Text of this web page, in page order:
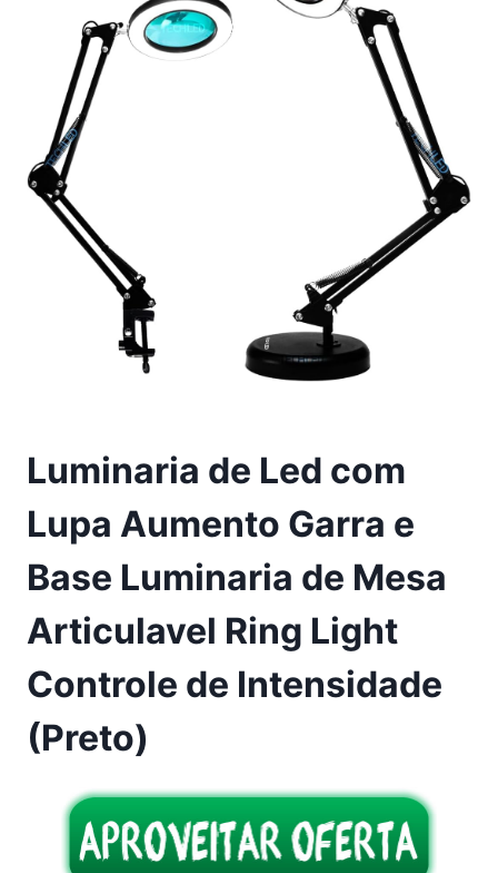
Luminaria de Led com
Lupa Aumento Garra e
Base Luminaria de Mesa
Articulavel Ring Light
Controle de Intensidade
(Preto)